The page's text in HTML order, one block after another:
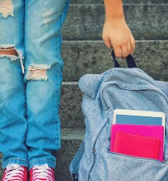
públicas de Ensino Médio. […]